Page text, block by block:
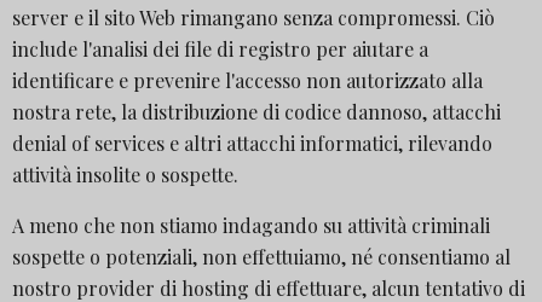
server e il sito Web rimangano senza compromessi. Ciò
include l'analisi dei file di registro per aiutare a
identificare e prevenire l'accesso non autorizzato alla
nostra rete, la distribuzione di codice dannoso, attacchi
denial of services e altri attacchi informatici, rilevando
attività insolite o sospette.
A meno che non stiamo indagando su attività criminali
sospette o potenziali, non effettuiamo, né consentiamo al
nostro provider di hosting di effettuare, alcun tentativo di